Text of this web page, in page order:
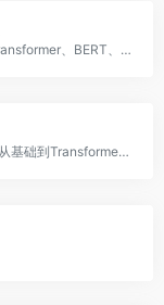
斯坦福大学王牌 NLP 课程，从词向量到 Transformer、BERT、GPT，涵盖 NLP 最前沿技术。视频和资料免费开放。
台湾大学李宏毅教授年度更新的ML课程，从基础到Transformer/生成式AI，讲解生动易懂，华人圈最受欢迎的ML课程之一。